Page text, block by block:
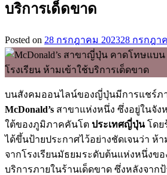
บริการเด็ดขาด
Posted on 28 กรกฎาคม 202328 กรกฎา
บนสังคมออนไลน์ของญี่ปุ่นมีการแชร์ภ
McDonald’s สาขาแห่งหนึ่ง ซึ่งอยู่ในจัง
ใต้ของภูมิภาคคันโต ประเทศญี่ปุ่นโดย
ได้ขึ้นป้ายประกาศไว้อย่างชัดเจนว่า ห้
จากโรงเรียนมัธยมระดับต้นแห่งหนึ่งขอ
บริการภายในร้านเด็ดขาด ซึ่งหลังจาก